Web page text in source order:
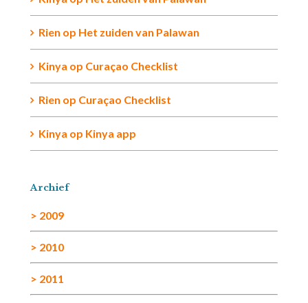
Rien op Het zuiden van Palawan
Kinya op Curaçao Checklist
Rien op Curaçao Checklist
Kinya op Kinya app
Archief
> 2009
> 2010
> 2011